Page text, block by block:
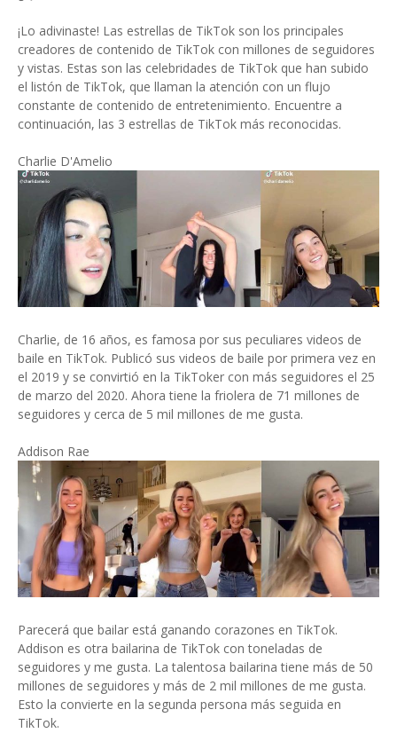
¡Lo adivinaste! Las estrellas de TikTok son los principales
creadores de contenido de TikTok con millones de seguidores
y vistas. Estas son las celebridades de TikTok que han subido
el listón de TikTok, que llaman la atención con un flujo
constante de contenido de entretenimiento. Encuentre a
continuación, las 3 estrellas de TikTok más reconocidas.
Charlie D'Amelio
Charlie, de 16 años, es famosa por sus peculiares videos de
baile en TikTok. Publicó sus videos de baile por primera vez en
el 2019 y se convirtió en la TikToker con más seguidores el 25
de marzo del 2020. Ahora tiene la friolera de 71 millones de
seguidores y cerca de 5 mil millones de me gusta.
Addison Rae
Parecerá que bailar está ganando corazones en TikTok.
Addison es otra bailarina de TikTok con toneladas de
seguidores y me gusta. La talentosa bailarina tiene más de 50
millones de seguidores y más de 2 mil millones de me gusta.
Esto la convierte en la segunda persona más seguida en
TikTok.